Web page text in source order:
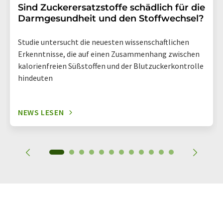
Sind Zuckerersatzstoffe schädlich für die
Darmgesundheit und den Stoffwechsel?
Studie untersucht die neuesten wissenschaftlichen
Erkenntnisse, die auf einen Zusammenhang zwischen
kalorienfreien Süßstoffen und der Blutzuckerkontrolle
hindeuten
NEWS LESEN